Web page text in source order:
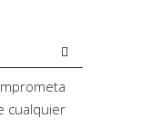
cualquier